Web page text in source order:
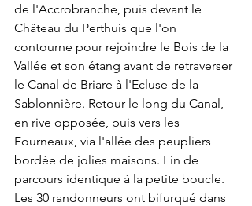
de l'Accrobranche, puis devant le
Château du Perthuis que l'on
contourne pour rejoindre le Bois de la
Vallée et son étang avant de retraverser
le Canal de Briare à l'Ecluse de la
Sablonnière. Retour le long du Canal,
en rive opposée, puis vers les
Fourneaux, via l'allée des peupliers
bordée de jolies maisons. Fin de
parcours identique à la petite boucle.
Les 30 randonneurs ont bifurqué dans